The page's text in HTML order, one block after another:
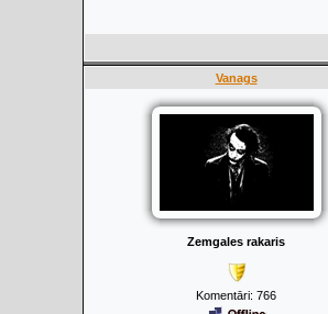
Vanags
Zemgales rakaris
Komentāri: 766